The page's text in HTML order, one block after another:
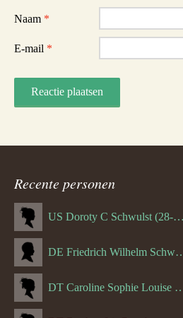
Naam *
E-mail *
Recente personen
US Doroty C Schwulst (28-12-1919)
DE Friedrich
DT Caroline Sophie Louise Schreuder